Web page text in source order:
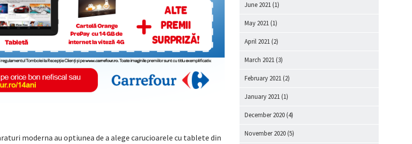
moderna au optiunea de a alege carucioarele cu tablete din
June 2021 (1)
May 2021 (1)
April 2021 (2)
March 2021 (3)
February 2021 (2)
January 2021 (1)
December 2020 (4)
November 2020 (5)